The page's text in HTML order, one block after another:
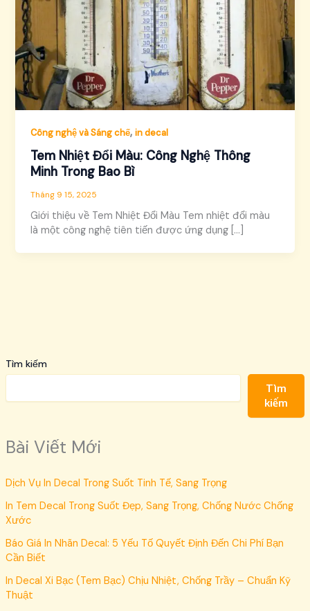
Tìm kiếm
Tìm
kiếm
Bài Viết Mới
Dịch Vụ In Decal Trong Suốt Tinh Tế, Sang Trọng
In Tem Decal Trong Suốt Đẹp, Sang Trọng, Chống Nước Chống
Xước
Báo Giá In Nhãn Decal: 5 Yếu Tố Quyết Định Đến Chi Phí Bạn
Cần Biết
In Decal Xi Bạc (Tem Bạc) Chịu Nhiệt, Chống Trầy – Chuẩn Kỹ
Thuật
Công nghệ và Sáng chế,in decal
Tem Nhiệt Đổi Màu: Công Nghệ Thông
Minh Trong Bao Bì
Tháng 9 15, 2025
Giới thiệu về Tem Nhiệt Đổi Màu Tem nhiệt đổi màu
là một công nghệ tiên tiến được ứng dụng […]